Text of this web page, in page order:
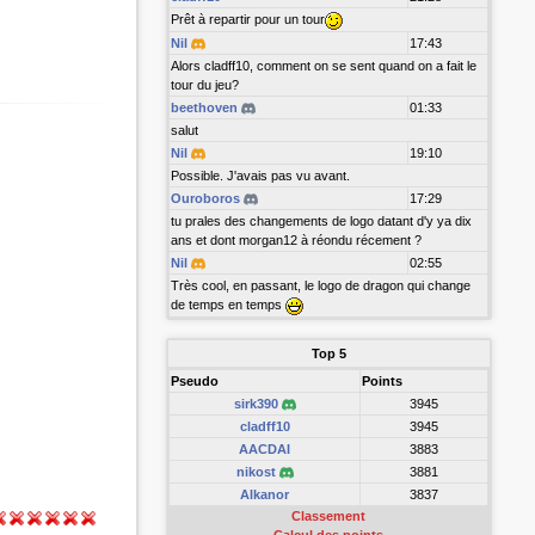
Prêt à repartir pour un tour
Nil
17:43
Alors cladff10, comment on se sent quand on a fait le
tour du jeu?
beethoven
01:33
salut
Nil
19:10
Possible. J'avais pas vu avant.
Ouroboros
17:29
tu prales des changements de logo datant d'y ya dix
ans et dont morgan12 à réondu récement ?
Nil
02:55
Très cool, en passant, le logo de dragon qui change
de temps en temps
Top 5
Pseudo
Points
sirk390
3945
cladff10
3945
AACDAI
3883
nikost
3881
Alkanor
3837
Classement